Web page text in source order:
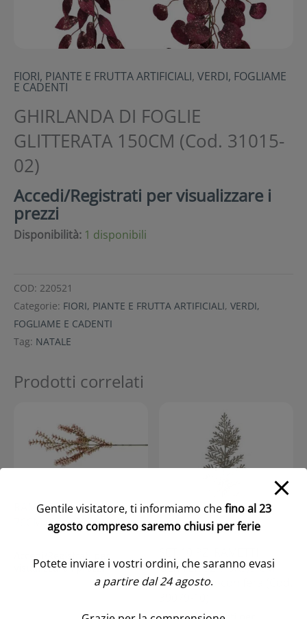
FIORI, PIANTE E FRUTTA ARTIFICIALI, VERDI, FOGLIAME
E CADENTI
GHIRLANDA DI FOGLIE
GLITTERATA 150CM (Cod. 31015-
02)
Accedi/Registrati per visualizzare i
prezzi
Disponibilità: 1 disponibili
COD: 220521
Categorie: FIORI, PIANTE E FRUTTA ARTIFICIALI, VERDI,
FOGLIAME E CADENTI
Tag: NATALE
Prodotti correlati
RAMO FOGLIE SPRAY
76CM (Cod. 30514-01)
Accedi/Registrati per
visualizzare i prezzi
GLITTER 32X15X3,5 CM
perla-ramo-conifera (Cod.
Gentile visitatore, ti informiamo chefino al 23
agosto compreso saremo chiusi per ferie
Potete inviare i vostri ordini, che saranno evasi
a partire dal 24 agosto.